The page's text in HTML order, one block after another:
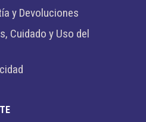
y Devoluciones
Cuidado y Uso del